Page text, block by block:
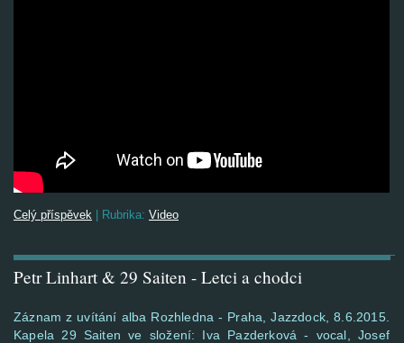
Celý příspěvek Rubrika: Video
Petr Linhart & 29 Saiten - Letci a chodci
Záznam z uvítání alba Rozhledna - Praha, Jazzdock, 8.6.2015.
Kapela 29 Saiten ve složení: Iva Pazderková - vocal, Josef